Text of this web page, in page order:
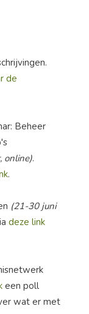
de
Beheer
online).
.
(21-30 juni
deze link
een poll
wat er met